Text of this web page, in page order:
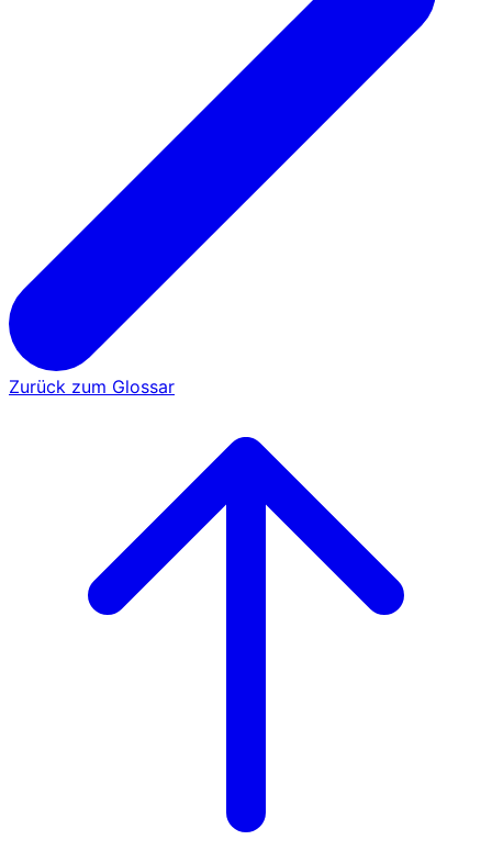
Zurück zum Glossar